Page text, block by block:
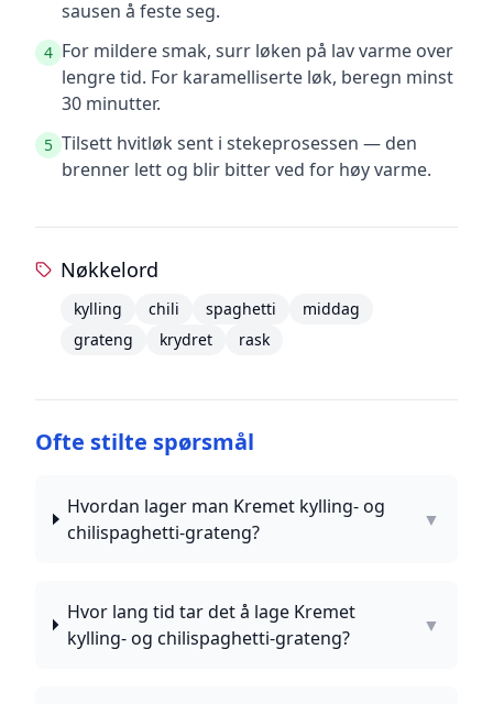
sausen å feste seg.
4 For mildere smak, surr løken på lav varme over
lengre tid. For karamelliserte løk, beregn minst
30 minutter.
5 Tilsett hvitløk sent i stekeprosessen — den
brenner lett og blir bitter ved for høy varme.
Nøkkelord
kylling chili spaghetti
middag
grateng
krydret rask
Ofte stilte spørsmål
Hvordan lager man Kremet kylling- og
chilispaghetti-grateng?
▼
Hvor lang tid tar det å lage Kremet
kylling- og chilispaghetti-grateng?
▼